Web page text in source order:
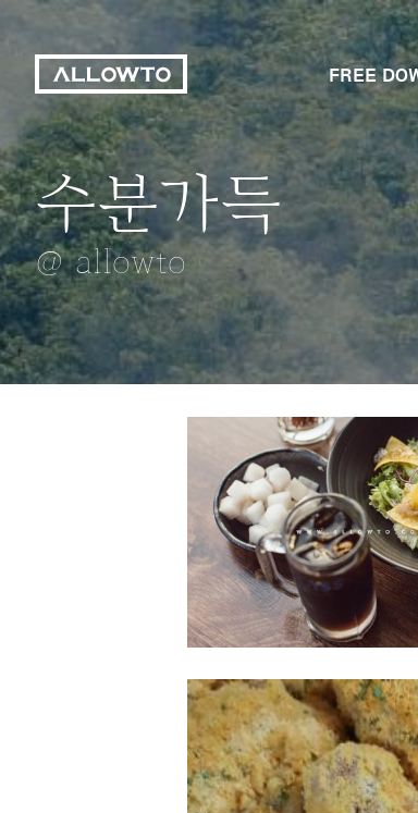
FREE
수분가득
@ allowto
장미
@ allowto
대나무숲
@ allowto
자목련
@ allowto
마카롱 한입
@ allowto